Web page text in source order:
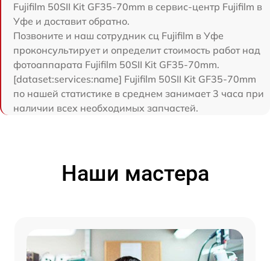
Fujifilm 50SII Kit GF35-70mm в сервис-центр Fujifilm в
Уфе и доставит обратно.
Позвоните и наш сотрудник сц Fujifilm в Уфе
проконсультирует и определит стоимость работ над
фотоаппарата Fujifilm 50SII Kit GF35-70mm.
[dataset:services:name] Fujifilm 50SII Kit GF35-70mm
по нашей статистике в среднем занимает 3 часа при
наличии всех необходимых запчастей.
Наши мастера